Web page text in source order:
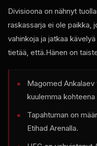
Divisioona on nähnyt
raskassarja ei ole paikka,
vahinkoja ja jatkaa
tietää, että.Hänen on
Magomed Ankalaev
kuulemma kohteena
Tapahtuman on
Etihad Arenalla.